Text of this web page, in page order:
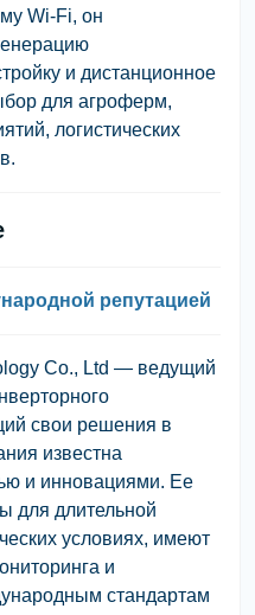
Wi-Fi, он
и дистанционное
для агроферм,
логистических
репутацией
Co., Ltd — ведущий
свои решения в
известна
и инновациями. Ее
для длительной
условиях, имеют
и
стандартам